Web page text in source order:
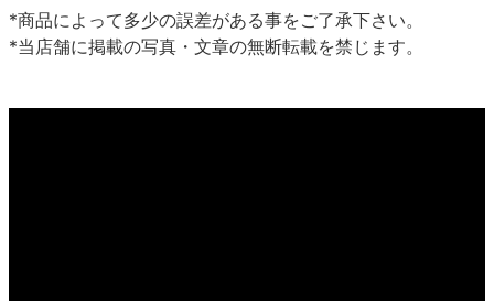
*商品によって多少の誤差がある事をご了承下さい。
*当店舗に掲載の写真・文章の無断転載を禁じます。